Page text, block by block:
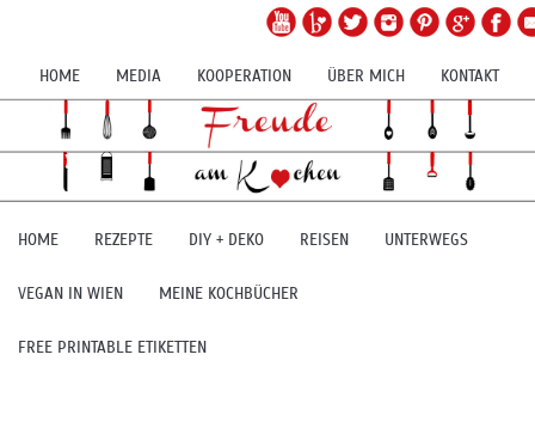
HOME MEDIA KOOPERATION ÜBER MICH KONTAKT
HOME REZEPTE DIY + DEKO REISEN UNTERWEGS
VEGAN IN WIEN MEINE KOCHBÜCHER
FREE PRINTABLE ETIKETTEN